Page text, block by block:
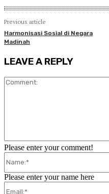
Previous article
Harmonisasi Sosial di Negara
Madinah
LEAVE A REPLY
Please enter your comment!
Please enter your name here